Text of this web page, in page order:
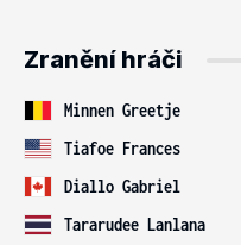
Zranění hráči
Minnen Greetje
Tiafoe Frances
Diallo Gabriel
Tararudee Lanlana